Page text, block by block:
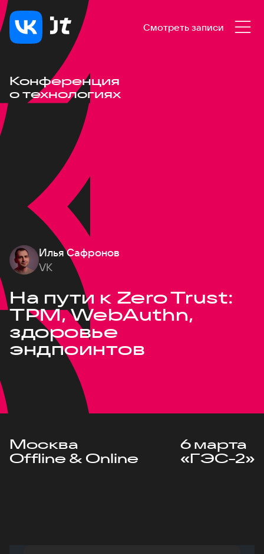
Смотреть записи
Конференция
о технологиях
Илья Сафронов
VK
На пути к Zero Trust:
TPM, WebAuthn,
здоровье
эндпоинтов
Москва
Offline & Online
6 марта
«ГЭС-2»